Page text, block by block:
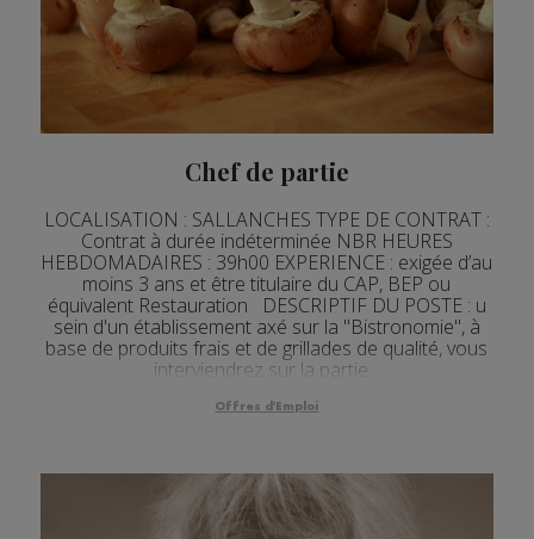
Chef de partie
LOCALISATION : SALLANCHES TYPE DE CONTRAT :
Contrat à durée indéterminée NBR HEURES
HEBDOMADAIRES : 39h00 EXPERIENCE : exigée d’au
moins 3 ans et être titulaire du CAP, BEP ou
équivalent Restauration DESCRIPTIF DU POSTE : u
sein d'un établissement axé sur la "Bistronomie", à
base de produits frais et de grillades de qualité, vous
interviendrez sur la partie...
Offres d'Emploi